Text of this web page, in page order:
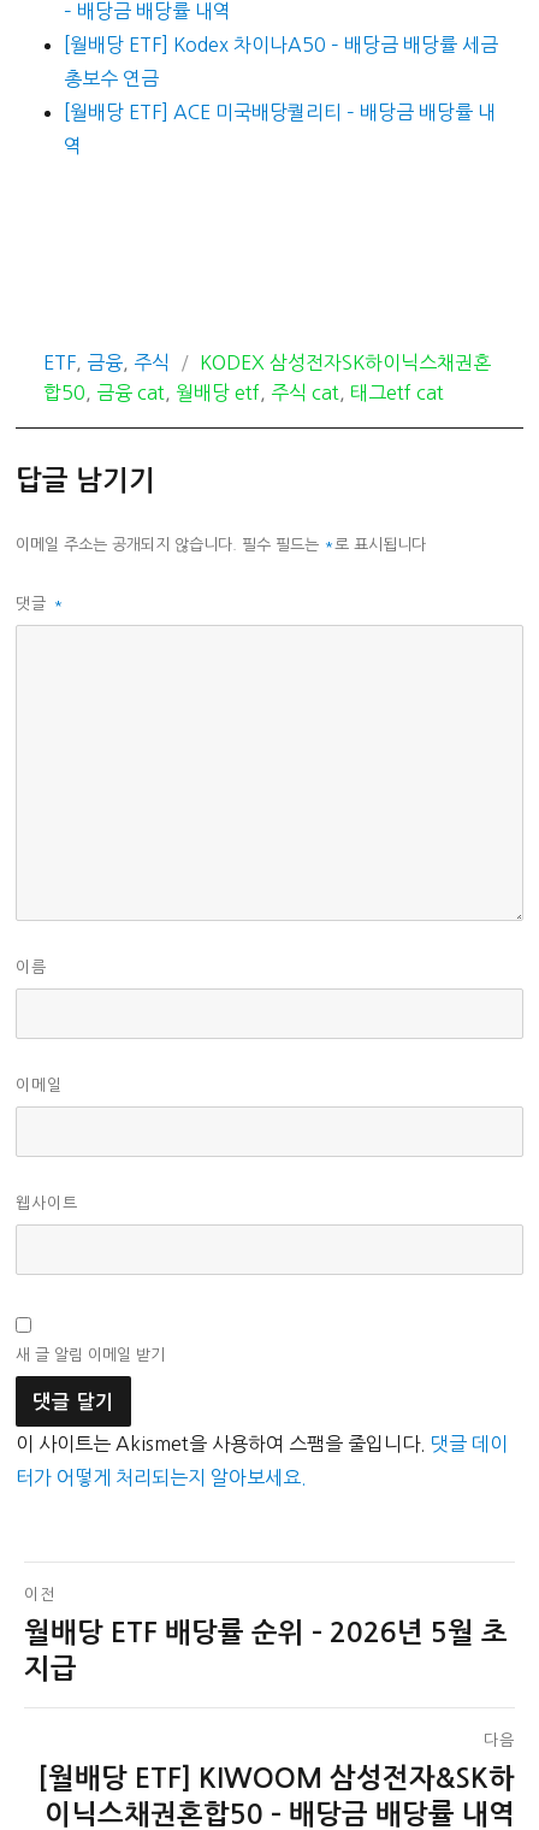
– 배당금 배당률 내역
[월배당 ETF] Kodex 차이나A50 – 배당금 배당률 세금
총보수 연금
[월배당 ETF] ACE 미국배당퀄리티 – 배당금 배당률 내
역
카
테
ETF, 금융, 주식
태
그
KODEX 삼성전자SK하이닉스채권혼
합50, 금융 cat, 월배당 etf, 주식 cat, 태그etf cat
답글 남기기
이메일 주소는 공개되지 않습니다. 필수 필드는 *로 표시됩니다
댓글 *
이름
이메일
웹사이트
새 글 알림 이메일 받기
이 사이트는 Akismet을 사용하여 스팸을 줄입니다. 댓글 데이
터가 어떻게 처리되는지 알아보세요.
글
탐
색
이전
이
전
월배당 ETF 배당률 순위 – 2026년 5월 초
지급
다음
[월배당 ETF] KIWOOM 삼성전자&SK하
이닉스채권혼합50 – 배당금 배당률 내역